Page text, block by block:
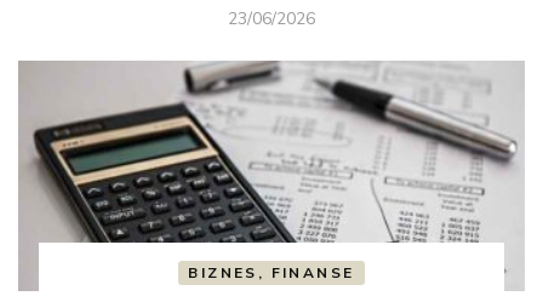
23/06/2026
BIZNES, FINANSE